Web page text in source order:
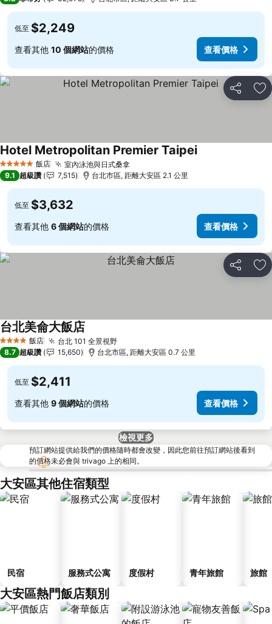
低至 $2,249
查看其他 10 個網站的價格 查看價格
分享 加
5 星級 飯店 室內泳池與日式桑拿查看價格
Hotel Metropolitan Premier Taipei查看價格
9.1 超級讚 7,515 台北市區, 距離大安區 2.1 公里
低至 $3,632
查看其他 6 個網站的價格 查看價格
分享 加
4 星級 飯店 台北 101 全景視野查看價格
台北美侖大飯店
8.7 超級讚 15,650 台北市區, 距離大安區 0.7 公里
低至 $2,411
查看其他 9 個網站的價格 查看價格
檢視更多
預訂網站提供給我們的價格隨時都會改變，因此您前往預訂網站後看到
的價格未必會與 trivago 上的相同。
大安區其他住宿類型
民宿 服務式公寓 度假村 青年旅館 旅館
大安區熱門飯店類別